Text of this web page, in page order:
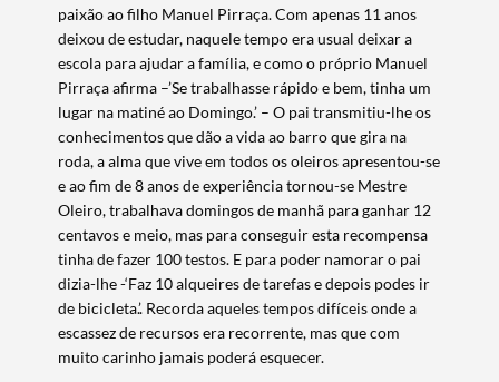
Termo de Pesquisa
paixão ao filho Manuel Pirraça. Com apenas 11 anos
deixou de estudar, naquele tempo era usual deixar a
escola para ajudar a família, e como o próprio Manuel
Pirraça afirma –’Se trabalhasse rápido e bem, tinha um
lugar na matiné ao Domingo.’ – O pai transmitiu-lhe os
conhecimentos que dão a vida ao barro que gira na
roda, a alma que vive em todos os oleiros apresentou-se
e ao fim de 8 anos de experiência tornou-se Mestre
Oleiro, trabalhava domingos de manhã para ganhar 12
centavos e meio, mas para conseguir esta recompensa
tinha de fazer 100 testos. E para poder namorar o pai
dizia-lhe -‘Faz 10 alqueires de tarefas e depois podes ir
de bicicleta.’. Recorda aqueles tempos difíceis onde a
escassez de recursos era recorrente, mas que com
muito carinho jamais poderá esquecer.